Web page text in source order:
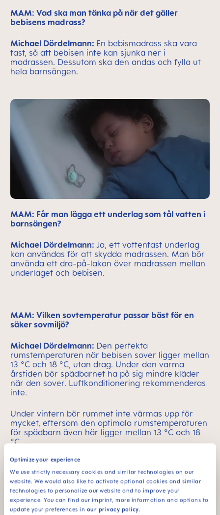
Optimize your experience
We use strictly necessary cookies and similar technologies on our
website. We would also like to activate optional cookies and similar
technologies to personalize our website and to improve your
experience. You can find our imprint, more information and options to
update your preferences in our privacy policy.
MAM: Vad ska man tänka på när det gäller
bebisens madrass?
Michael Dördelmann: En bebismadrass ska vara
fast, så att bebisen inte kan sjunka ner i
madrassen. Dessutom ska den andas och fylla ut
hela barnsängen.
MAM: Får man lägga ett underlag som tål vatten i
barnsängen?
Michael Dördelmann: Ja, ett vattenfast underlag
kan användas för att skydda madrassen. Man bör
använda ett dra-på-lakan över madrassen mellan
underlaget och bebisen.
MAM: Vilken sovtemperatur passar bäst för en
säker sovmiljö?
Michael Dördelmann: Den perfekta
rumstemperaturen när bebisen sover ligger mellan
13 °C och 18 °C, utan drag. Under den varma
årstiden bör spädbarnet ha på sig mindre kläder
när den sover. Luftkonditionering rekommenderas
inte.
Under vintern bör rummet inte värmas upp för
mycket, eftersom den optimala rumstemperaturen
för spädbarn även här ligger mellan 13 °C och 18
°C.
MAM: Vad ska bebisen ha på sig när den sover?
Michael Dördelmann:Generellt bör bebisar sova i